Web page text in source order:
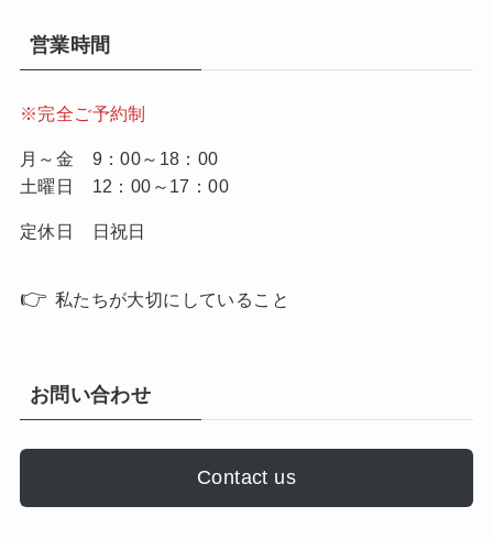
営業時間
※完全ご予約制
月～金 9：00～18：00
土曜日 12：00～17：00
定休日 日祝日
👉 私たちが大切にしていること
お問い合わせ
Contact us